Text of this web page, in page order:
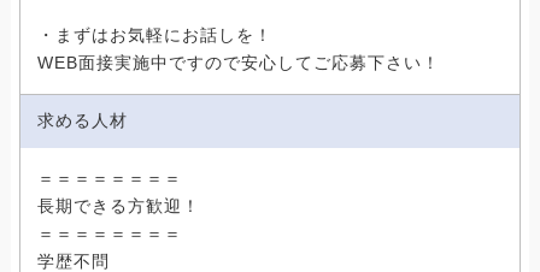
・まずはお気軽にお話しを！
WEB面接実施中ですので安心してご応募下さい！
求める人材
＝＝＝＝＝＝＝＝
長期できる方歓迎！
＝＝＝＝＝＝＝＝
学歴不問